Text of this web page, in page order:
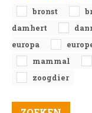
bronst
damhert
europa
mammal
zoogdier